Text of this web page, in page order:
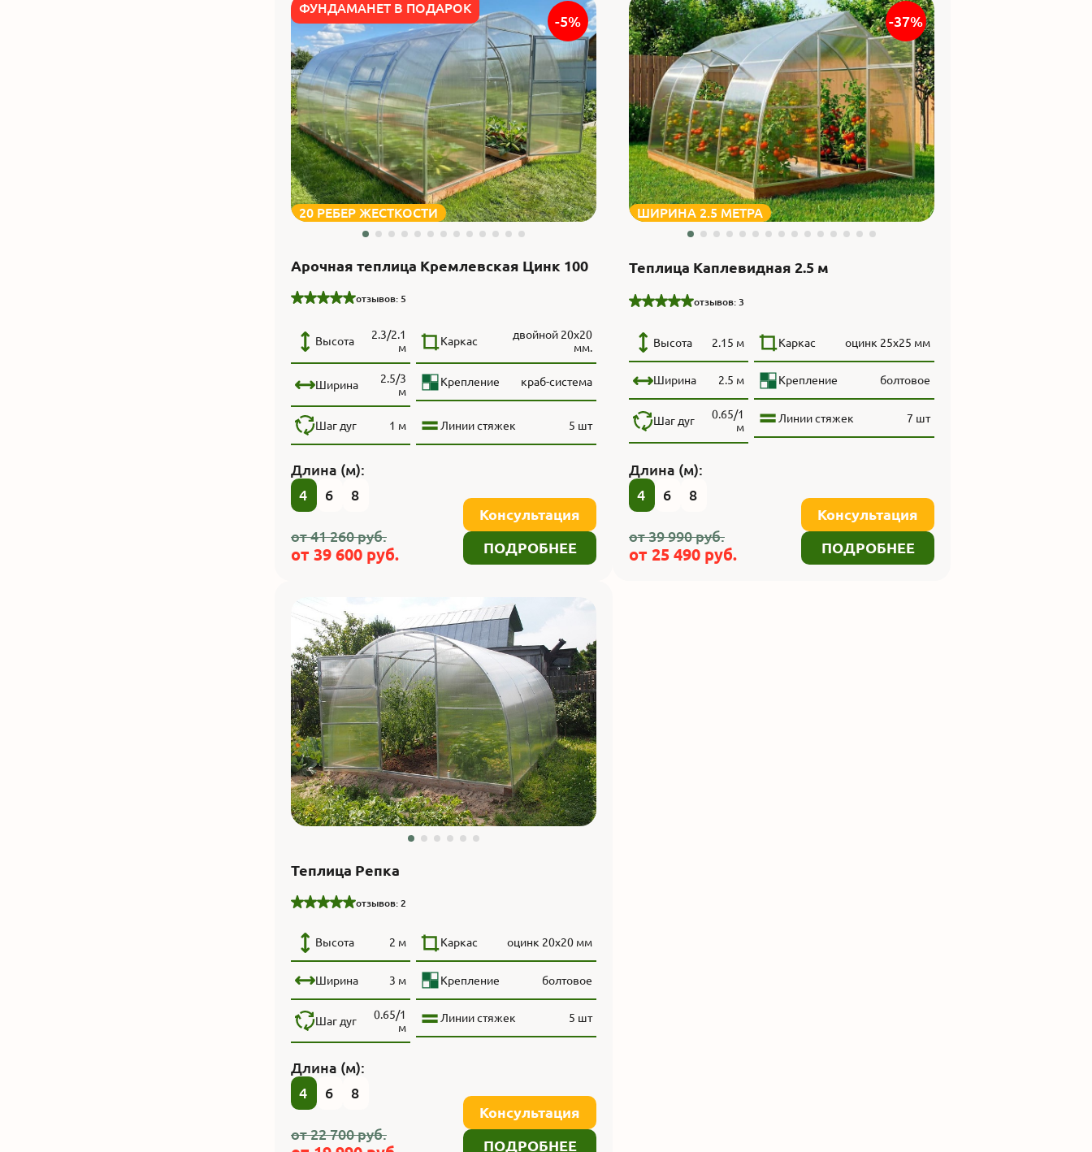
ФУНДАМАНЕТ В ПОДАРОК
20 РЕБЕР ЖЕСТКОСТИ
-5%
Арочная теплица Кремлевская Цинк 100
отзывов: 5
Высота
2.3/2.1
м
Каркас
двойной 20х20
мм.
Ширина
2.5/3
м
Крепление краб-система
Шаг дуг 1 м Линии стяжек 5 шт
Длина (м):
4
6 8
от41 260руб.
от 39 600 руб.
Консультация
ПОДРОБНЕЕ
ШИРИНА 2.5 МЕТРА
-37%
Теплица Каплевидная 2.5 м
отзывов: 3
Высота 2.15 м Каркас оцинк 25х25 мм
Ширина 2.5 м Крепление болтовое
Шаг дуг
0.65/1
м
Линии стяжек 7 шт
Длина (м):
4
6 8
от39 990руб.
от 25 490 руб.
Консультация
ПОДРОБНЕЕ
Теплица Репка
отзывов: 2
Высота 2 м Каркас оцинк 20х20 мм
Ширина 3 м Крепление болтовое
Шаг дуг
0.65/1
м
Линии стяжек 5 шт
Длина (м):
4
6 8
от22 700руб.
Консультация
ПОДРОБНЕЕ